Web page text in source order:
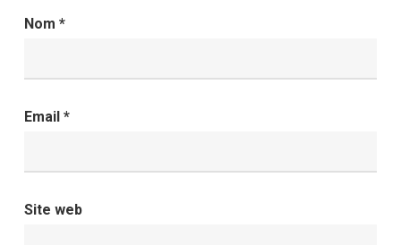
Nom *
Email *
Site web